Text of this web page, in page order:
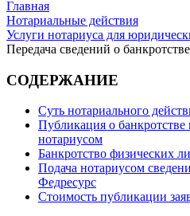
Главная
Нотариальные действия
Услуги нотариуса для
Передача сведений о
СОДЕРЖАНИЕ
Суть нотариального
Публикация о
нотариусом
Банкротство физических
Подача нотариусом
Федресурс
Стоимость публикации